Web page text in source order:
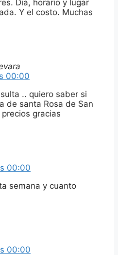
Dia, horario y lugar
Y el costo. Muchas
00:00
.. quiero saber si
de santa Rosa de San
gracias
00:00
semana y cuanto
00:00